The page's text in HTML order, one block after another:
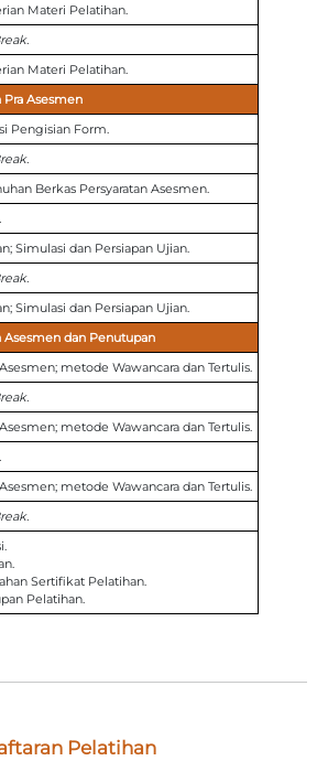
Materi Pelatihan.
Materi Pelatihan.
Pra Asesmen
Pengisian Form.
Berkas Persyaratan Asesmen.
Simulasi dan Persiapan Ujian.
Simulasi dan Persiapan Ujian.
Asesmen dan Penutupan
metode Wawancara dan Tertulis.
metode Wawancara dan Tertulis.
metode Wawancara dan Tertulis.
Sertifikat Pelatihan.
Pelatihan.
Pelatihan